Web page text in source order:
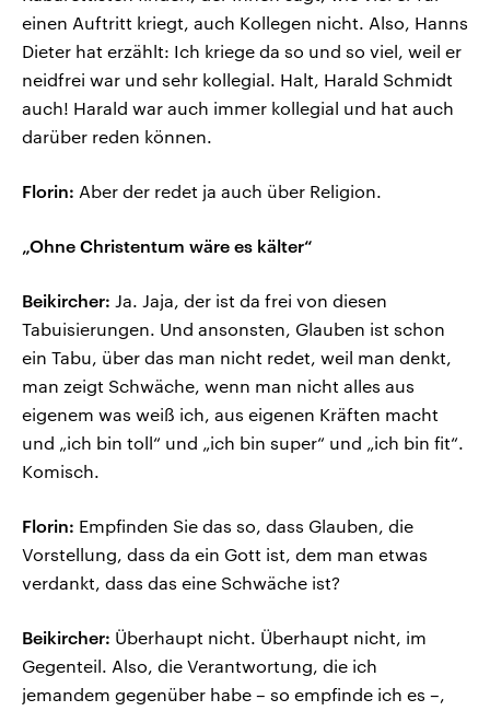
einen Auftritt kriegt, auch Kollegen nicht. Also, Hanns
Dieter hat erzählt: Ich kriege da so und so viel, weil er
neidfrei war und sehr kollegial. Halt, Harald Schmidt
auch! Harald war auch immer kollegial und hat auch
darüber reden können.
Florin: Aber der redet ja auch über Religion.
„Ohne Christentum wäre es kälter“
Beikircher: Ja. Jaja, der ist da frei von diesen
Tabuisierungen. Und ansonsten, Glauben ist schon
ein Tabu, über das man nicht redet, weil man denkt,
man zeigt Schwäche, wenn man nicht alles aus
eigenem was weiß ich, aus eigenen Kräften macht
und „ich bin toll“ und „ich bin super“ und „ich bin fit“.
Komisch.
Florin: Empfinden Sie das so, dass Glauben, die
Vorstellung, dass da ein Gott ist, dem man etwas
verdankt, dass das eine Schwäche ist?
Beikircher: Überhaupt nicht. Überhaupt nicht, im
Gegenteil. Also, die Verantwortung, die ich
jemandem gegenüber habe – so empfinde ich es –,